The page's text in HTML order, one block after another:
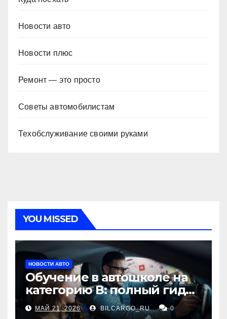
Новости авто
Новости плюс
Ремонт — это просто
Советы автомобилистам
Техобслуживание своими руками
YOU MISSED
НОВОСТИ АВТО
Обучение в автошколе на
категорию В: полный гид
для будущих водителей
МАЙ 21, 2026 BILCARGO_RU 0